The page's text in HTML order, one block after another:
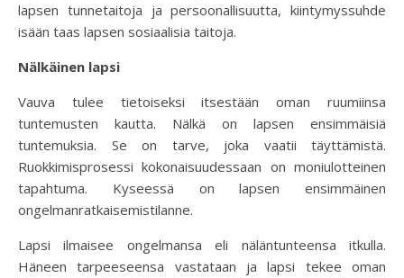
lapsen tunnetaitoja ja persoonallisuutta, kiintymyssuhde
isään taas lapsen sosiaalisia taitoja.
Nälkäinen lapsi
Vauva tulee tietoiseksi itsestään oman ruumiinsa
tuntemusten kautta. Nälkä on lapsen ensimmäisiä
tuntemuksia. Se on tarve, joka vaatii täyttämistä.
Ruokkimisprosessi kokonaisuudessaan on moniulotteinen
tapahtuma. Kyseessä on lapsen ensimmäinen
ongelmanratkaisemistilanne.
Lapsi ilmaisee ongelmansa eli näläntunteensa itkulla.
Häneen tarpeeseensa vastataan ja lapsi tekee oman